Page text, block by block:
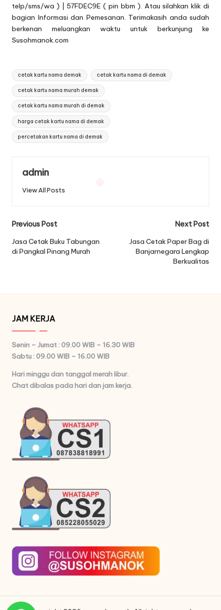
telp/sms/wa ) | 57FDEC9E ( pin bbm ). Atau silahkan klik di
bagian Informasi dan Pemesanan. Terimakasih anda sudah
berkenan meluangkan waktu untuk berkunjung ke
Susohmanok.com
Tags:
cetak kartu nama demak cetak kartu nama di demak
cetak kartu nama murah demak
cetak kartu nama murah di demak
harga cetak kartu nama di demak
percetakan kartu nama di demak
admin
View All Posts
Post
navigation
Previous Post
Jasa Cetak Buku Tabungan
di Pangkal Pinang Murah
Next Post
Jasa Cetak Paper Bag di
Banjarnegara Lengkap
Berkualitas
JAM KERJA
Senin – Jumat : 09.00 WIB – 16.30 WIB
Sabtu : 09.00 WIB – 16.00 WIB
Hari minggu dan tanggal merah libur.
Chat dibalas pada hari dan jam kerja.